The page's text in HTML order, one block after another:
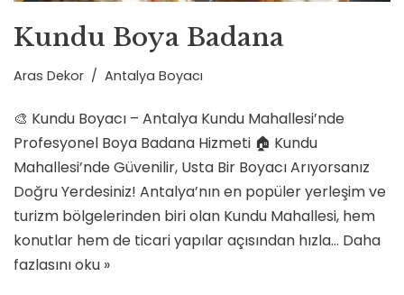
Kundu Boya Badana
Aras Dekor Antalya Boyacı
🎨 Kundu Boyacı – Antalya Kundu Mahallesi’nde
Profesyonel Boya Badana Hizmeti 🏠 Kundu
Mahallesi’nde Güvenilir, Usta Bir Boyacı Arıyorsanız
Doğru Yerdesiniz! Antalya’nın en popüler yerleşim ve
turizm bölgelerinden biri olan Kundu Mahallesi, hem
konutlar hem de ticari yapılar açısından hızla… Daha
fazlasını oku »